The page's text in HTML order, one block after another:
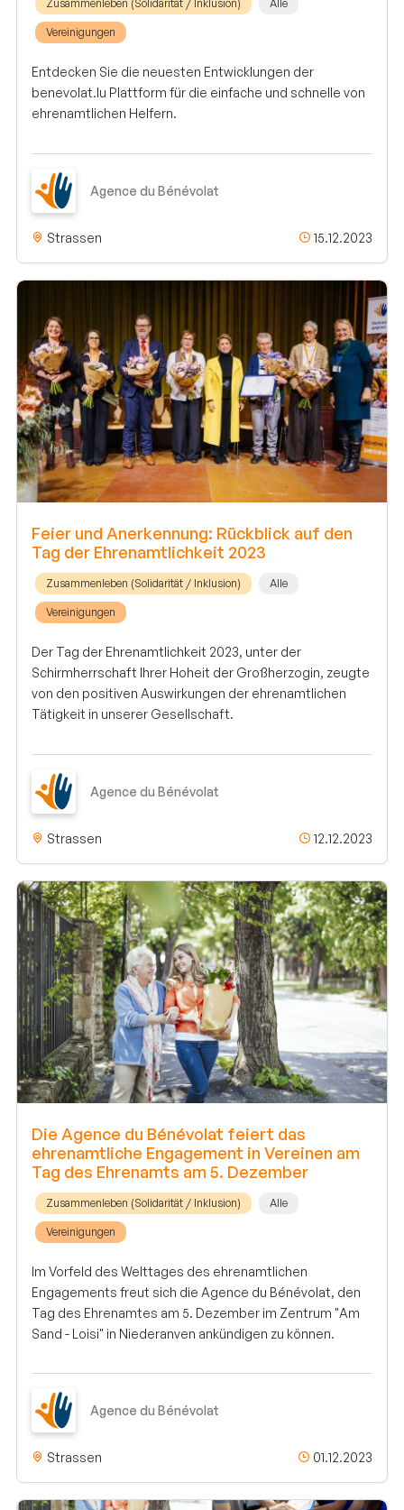
Zusammenleben (Solidarität / Inklusion) Alle
Vereinigungen
Entdecken Sie die neuesten Entwicklungen der
benevolat.lu Plattform für die einfache und schnelle von
ehrenamtlichen Helfern.
Agence du Bénévolat
Strassen 15.12.2023
Feier und Anerkennung: Rückblick auf den
Tag der Ehrenamtlichkeit 2023
Zusammenleben (Solidarität / Inklusion) Alle
Vereinigungen
Der Tag der Ehrenamtlichkeit 2023, unter der
Schirmherrschaft Ihrer Hoheit der Großherzogin, zeugte
von den positiven Auswirkungen der ehrenamtlichen
Tätigkeit in unserer Gesellschaft.
Agence du Bénévolat
Strassen 12.12.2023
Die Agence du Bénévolat feiert das
ehrenamtliche Engagement in Vereinen am
Tag des Ehrenamts am 5. Dezember
Zusammenleben (Solidarität / Inklusion) Alle
Vereinigungen
Im Vorfeld des Welttages des ehrenamtlichen
Engagements freut sich die Agence du Bénévolat, den
Tag des Ehrenamtes am 5. Dezember im Zentrum "Am
Sand - Loisi" in Niederanven ankündigen zu können.
Agence du Bénévolat
Strassen 01.12.2023